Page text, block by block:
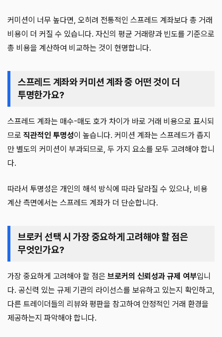
커미션이 너무 높다면, 오히려 전통적인 스프레드 계좌보다 총 거래
비용이 더 커질 수 있습니다. 자신의 평균 거래량과 빈도를 기준으로
총 비용을 계산하여 비교하는 것이 현명합니다.
스프레드 계좌와 커미션 계좌 중 어떤 것이 더
투명한가요?
스프레드 계좌는 매수-매도 호가 차이가 바로 거래 비용으로 표시되
므로 직관적인 투명성이 높습니다. 커미션 계좌는 스프레드가 좁지
만 별도의 커미션이 부과되므로, 두 가지 요소를 모두 고려해야 합니
다.
따라서 투명성은 개인의 해석 방식에 따라 달라질 수 있으나, 비용
계산 측면에서는 스프레드 계좌가 더 단순합니다.
브로커 선택 시 가장 중요하게 고려해야 할 점은
무엇인가요?
가장 중요하게 고려해야 할 점은 브로커의 신뢰성과 규제 여부입니
다. 공신력 있는 규제 기관의 라이선스를 보유하고 있는지 확인하고,
다른 트레이더들의 리뷰와 평판을 참고하여 안정적인 거래 환경을
제공하는지 파악해야 합니다.